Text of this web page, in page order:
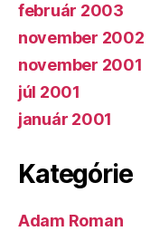
február 2003
november 2002
november 2001
júl 2001
január 2001
Kategórie
Adam Roman